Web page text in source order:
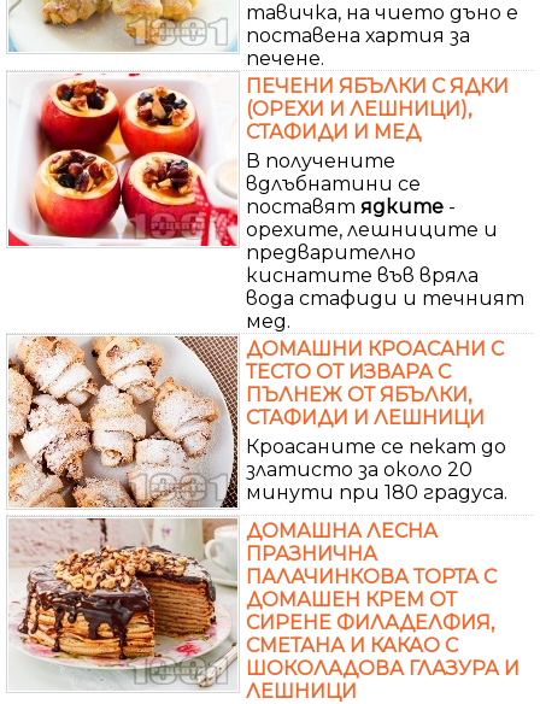
тавичка, на чието дъно е
поставена хартия за
печене.
ПЕЧЕНИ ЯБЪЛКИ С ЯДКИ
(ОРЕХИ И ЛЕШНИЦИ),
СТАФИДИ И МЕД
В получените
вдлъбнатини се
поставят ядките -
орехите, лешниците и
предварително
киснатите във вряла
вода стафиди и течният
мед.
ДОМАШНИ КРОАСАНИ С
ТЕСТО ОТ ИЗВАРА С
ПЪЛНЕЖ ОТ ЯБЪЛКИ,
СТАФИДИ И ЛЕШНИЦИ
Кроасаните се пекат до
златисто за около 20
минути при 180 градуса.
ДОМАШНА ЛЕСНА
ПРАЗНИЧНА
ПАЛАЧИНКОВА ТОРТА С
ДОМАШЕН КРЕМ ОТ
СИРЕНЕ ФИЛАДЕЛФИЯ,
СМЕТАНА И КАКАО С
ШОКОЛАДОВА ГЛАЗУРА И
ЛЕШНИЦИ